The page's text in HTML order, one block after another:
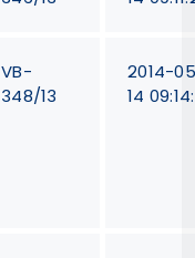
VB-
348/13
2014-
14